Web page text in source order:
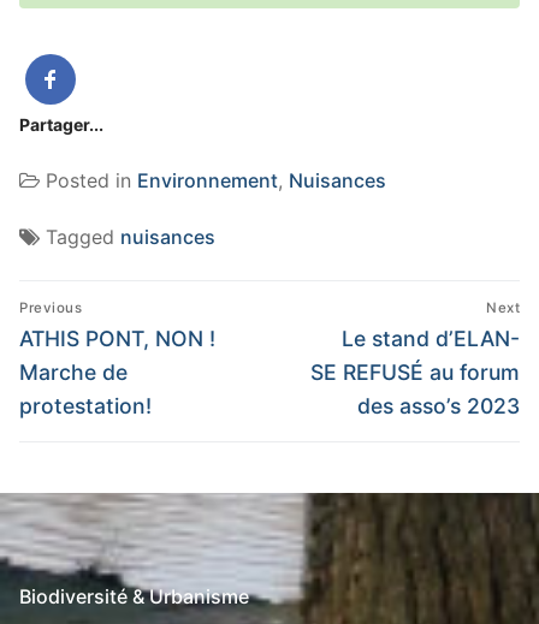
Partager...
Posted in Environnement, Nuisances
Tagged nuisances
Navigation
de
l’article
Previous
Previous
post:
ATHIS PONT, NON !
Marche de
protestation!
Next
Next
post:
Le stand d’ELAN-
SE REFUSÉ au forum
des asso’s 2023
Biodiversité & Urbanisme